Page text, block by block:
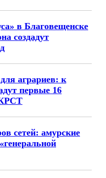
в Благовещенске
создадут
аграриев: к
первые 16
сетей: амурские